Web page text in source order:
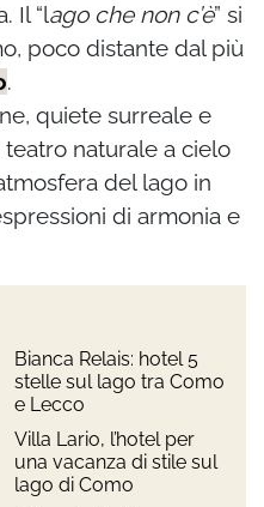
Il “lago che non c’è” si
poco distante dal più
.
quiete surreale e
naturale a cielo
del lago in
di armonia e
Bianca Relais: hotel 5
stelle sul lago tra Como
e Lecco
Villa Lario, l’hotel per
una vacanza di stile sul
lago di Como